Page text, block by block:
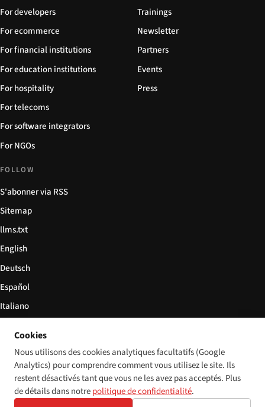
For developers
For ecommerce
For financial institutions
For education institutions
For hospitality
For telecoms
For software integrators
For NGOs
Trainings
Newsletter
Partners
Events
Press
FOLLOW
S'abonner via RSS
Sitemap
llms.txt
English
Deutsch
Español
Italiano
© 2026 Disability World. Tous droits réservés. Cookie settings
Cookies
Nous utilisons des cookies analytiques facultatifs (Google
Analytics) pour comprendre comment vous utilisez le site. Ils
restent désactivés tant que vous ne les avez pas acceptés. Plus
de détails dans notrepolitique de confidentialité.